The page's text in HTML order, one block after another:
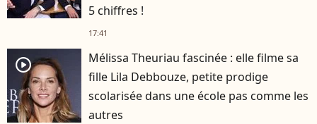
5 chiffres !
17:41
player2
Mélissa Theuriau fascinée : elle filme sa
fille Lila Debbouze, petite prodige
scolarisée dans une école pas comme les
autres